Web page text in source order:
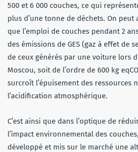
500 et 6 000 couches, ce qui
plus d’une tonne de déchets. On
que l’emploi de couches pendant 2
des émissions de GES (gaz à effet de
de ceux générés par une voiture lors
Moscou, soit de l’ordre de 600 kg
surcroît l’épuisement des ressources
l’acidification atmosphérique.
C’est ainsi que dans l’optique de
l’impact environnemental des
développé et mis sur le marché une